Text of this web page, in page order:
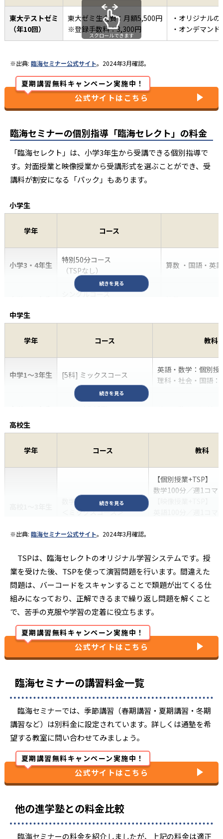
東大テストゼミ
（年10回）
東大ゼミ生会費：月額5,500円
※登録手数料：3,300円
・オリジナル
・オンデマンド
スクロールできます
※出典: 臨海セミナー公式サイト。2024年3月確認。
夏期講習無料キャンペーン実施中！
公式サイトはこちら
臨海セミナーの個別指導「臨海セレクト」の料金
「臨海セレクト」は、小学3年生から受講できる個別指導で
す。対面授業と映像授業から受講形式を選ぶことができ、受
講料が割安になる「パック」もあります。
続きを見る
小学生
学年 コース
小学3・4年生
特別50分コース
（TSPなし）
算数 ・国語・英
シングルコース
※小4のTSPはあ
[5科] ミックスコース
【中学受験】4教科強化パック
単科
小学3〜6年生 1対1リモート50分コース
スクロールできます
続きを見る
中学生
学年 コース 教科
中学1〜3年生 [5科] ミックスコース
英語・数学：個別授
理科・社会・国語：
国：映像授業+TSP
英語・数学・国語
中学3年生 1対1リモート50分コース 数学・国語・理科・
中学3年生
High-Selectコース
中学3年生
（神奈川県）
High-Selectコース
中学3年生
（神奈川県）
High-Selectコース
続きを見る
高校生
学年 コース 教科
数学強化パック
＜ミックスコース＞
【個別授業+TSP】
数学100分／週1コマ
文理系パック
＜ミックスコース＞
【個別授業+TSP】
数学100分/週1コマ
英語100分/週1コマ
【映像授業】
理科50分/週1コマ
高校1〜3年生
理系映像パック
＜映像授業+TSPコース＞
数学100分/週1コマ
英語100分/週1コマ
【映像授業】
高校1〜3年生
文系英語強化パック
＜ミックスコース＞
【映像授業】
社会100分／週1コマ
高校1〜3年生
文系映像パック
＜映像授業＋TSPコース＞
【映像授業+TSP】
英語100分/週1コマ
【映像授業】
高校1〜3年生 単科
【個別授業+TSP】
※出典: 臨海セミナー公式サイト。2024年3月確認。
TSPは、臨海セレクトのオリジナル学習システムです。授
業を受けた後、TSPを使って演習問題を行います。間違えた
問題は、バーコードをスキャンすることで類題が出てくる仕
組みになっており、正解できるまで繰り返し問題を解くこと
で、苦手の克服や学習の定着に役立ちます。
夏期講習無料キャンペーン実施中！
公式サイトはこちら
臨海セミナーの講習料金一覧
臨海セミナーでは、季節講習（春期講習・夏期講習・冬期
講習など）は別料金に設定されています。詳しくは通塾を希
望する教室に問い合わせてみましょう。
夏期講習無料キャンペーン実施中！
公式サイトはこちら
他の進学塾との料金比較
臨海セミナーの料金を紹介しましたが、上記の料金は適正